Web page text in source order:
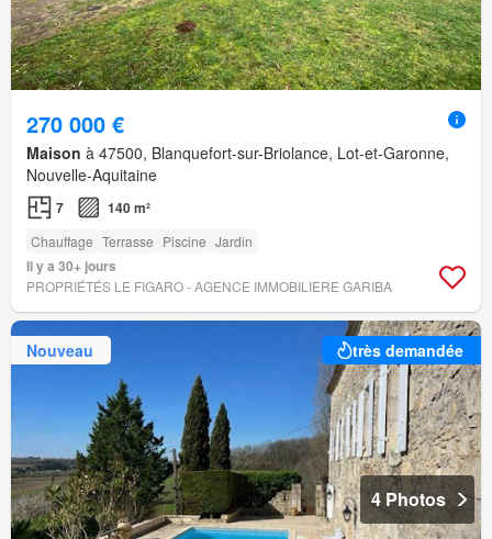
270 000 €
Maison à 47500, Blanquefort-sur-Briolance, Lot-et-Garonne,
Nouvelle-Aquitaine
7 140 m²
Chauffage Terrasse Piscine Jardin
Il y a 30+ jours
PROPRIÉTÉS LE FIGARO - AGENCE IMMOBILIERE GARIBA
Nouveau très demandée
4 Photos